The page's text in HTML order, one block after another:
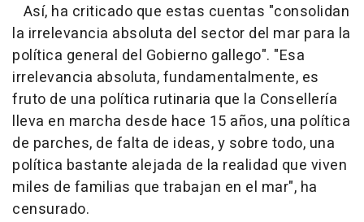
Así, ha criticado que estas cuentas "consolidan
la irrelevancia absoluta del sector del mar para la
política general del Gobierno gallego". "Esa
irrelevancia absoluta, fundamentalmente, es
fruto de una política rutinaria que la Consellería
lleva en marcha desde hace 15 años, una política
de parches, de falta de ideas, y sobre todo, una
política bastante alejada de la realidad que viven
miles de familias que trabajan en el mar", ha
censurado.